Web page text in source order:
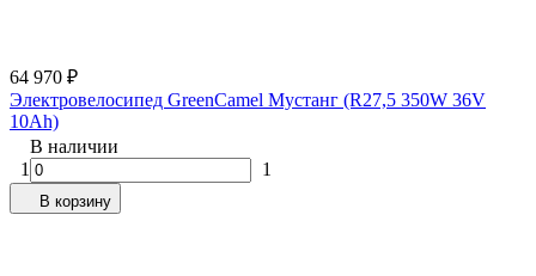
64 970 ₽
Электровелосипед GreenCamel Мустанг (R27,5 350W 36V
10Ah)
В наличии
1
1
В корзину